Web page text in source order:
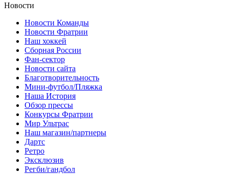
Новости
Новости Команды
Новости Фратрии
Наш хоккей
Сборная России
Фан-cектор
Новости сайта
Благотворительность
Мини-футбол/Пляжка
Наша История
Обзор прессы
Конкурсы Фратрии
Мир Ультрас
Наш магазин/партнеры
Дартс
Ретро
Эксклюзив
Регби/гандбол